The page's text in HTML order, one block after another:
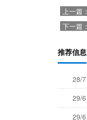
上一篇：
下一篇：
推荐信息
28/7
29/6
29/6